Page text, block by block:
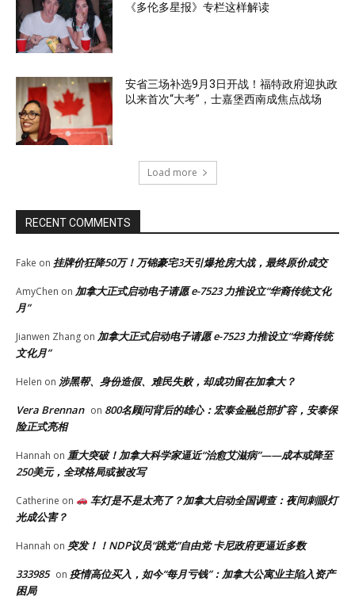
《多伦多星报》专栏这样解读
安省三场补选9月3日开战！福特政府迎执政
以来首次“大考”，士嘉堡西南成焦点战场
Load more
RECENT COMMENTS
Fake on 挂牌价狂降50万！万锦豪宅3天引爆抢房大战，最终原价成交
AmyChen on 加拿大正式启动电子请愿 e-7523 力推设立“华裔传统文化
月”
Jianwen Zhang on 加拿大正式启动电子请愿 e-7523 力推设立“华裔传统
文化月”
Helen on 涉黑帮、身份造假、难民失败，却成功留在加拿大？
Vera Brennan on 800名顾问背后的雄心：宏泰金融总部扩容，安泰保
险正式亮相
Hannah on 重大突破！加拿大科学家逼近“治愈艾滋病”——成本或降至
250美元，全球格局或被改写
Catherine on
车灯是不是太亮了？加拿大启动全国调查：夜间刺眼灯
光成公害？
Hannah on 突发！！NDP议员“跳党”自由党 卡尼政府更逼近多数
333985 on 疫情高位买入，如今“每月亏钱”：加拿大公寓业主陷入资产
困局